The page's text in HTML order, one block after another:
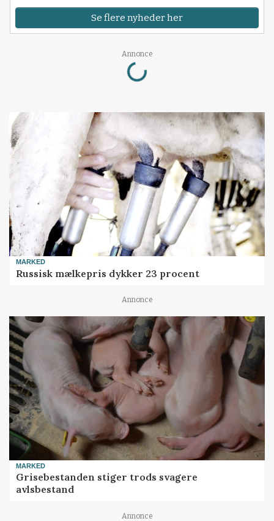
Se flere nyheder her
Annonce
Loading...
MARKED
Russisk mælkepris dykker 23 procent
Annonce
MARKED
Grisebestanden stiger trods svagere
avlsbestand
Annonce